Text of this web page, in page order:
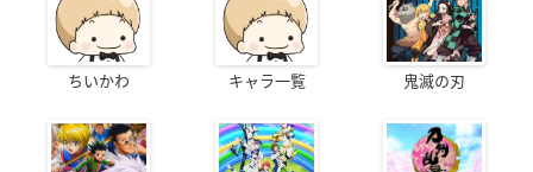
ちいかわ キャラ一覧 鬼滅の刃